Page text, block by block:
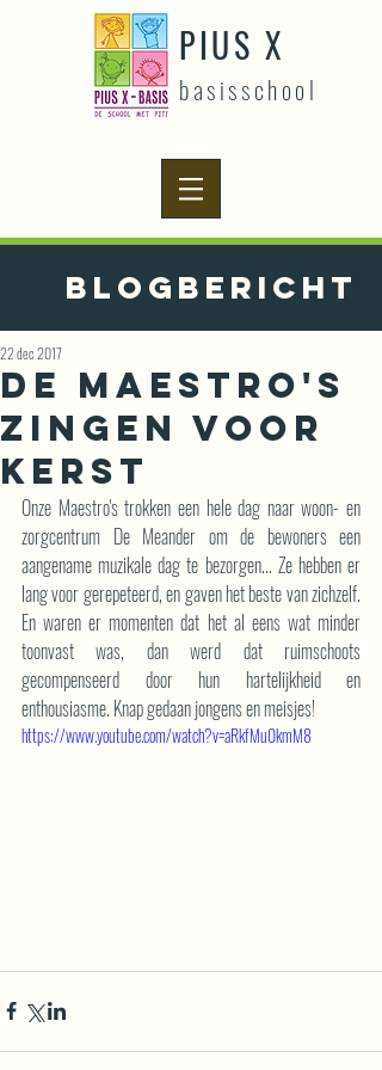
PIUS X
basisschool
Blogbericht
De Maestro's
zingen voor
Kerst
22 dec 2017
Onze Maestro's trokken een hele dag naar woon- en
zorgcentrum De Meander om de bewoners een
aangename muzikale dag te bezorgen... Ze hebben er
lang voor gerepeteerd, en gaven het beste van zichzelf.
En waren er momenten dat het al eens wat minder
toonvast was, dan werd dat ruimschoots
gecompenseerd door hun hartelijkheid en
enthousiasme. Knap gedaan jongens en meisjes!
https://www.youtube.com/watch?v=aRkfMu0kmM8